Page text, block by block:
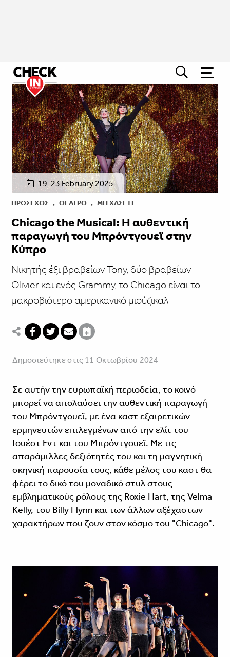
19-23 February 2025
ΠΡΟΣΕΧΏΣ , ΘΈΑΤΡΟ , ΜΗ ΧΆΣΕΤΕ
Chicago the Musical: Η αυθεντική
παραγωγή του Μπρόντγουεϊ στην
Κύπρο
Νικητής έξι βραβείων Tony, δύο βραβείων
Olivier και ενός Grammy, το Chicago είναι το
μακροβιότερο αμερικανικό μιούζικαλ
Δημοσιεύτηκε στις 11 Οκτωβρίου 2024
Σε αυτήν την ευρωπαϊκή περιοδεία, το κοινό
μπορεί να απολαύσει την αυθεντική παραγωγή
του Μπρόντγουεϊ, με ένα καστ εξαιρετικών
ερμηνευτών επιλεγμένων από την ελίτ του
Γουέστ Εντ και του Μπρόντγουεϊ. Με τις
απαράμιλλες δεξιότητές του και τη μαγνητική
σκηνική παρουσία τους, κάθε μέλος του καστ θα
φέρει το δικό του μοναδικό στυλ στους
εμβληματικούς ρόλους της Roxie Hart, της Velma
Kelly, του Billy Flynn και των άλλων αξέχαστων
χαρακτήρων που ζουν στον κόσμο του "Chicago".